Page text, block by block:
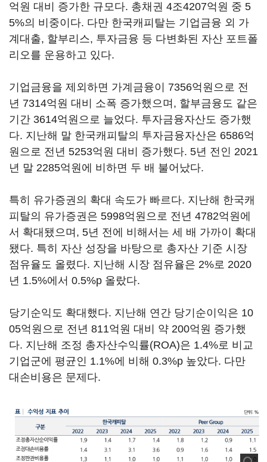
억원 대비 증가한 규모다. 총채권 4조4207억원 중 5
5%의 비중이다. 다만 한국캐피탈는 기업금융 외 가
계대출, 할부리스, 투자금융 등 다변화된 자산 포트폴
리오를 운용하고 있다.
기업금융을 제외하면 가계금융이 7356억원으로 전
년 7314억원 대비 소폭 증가했으며, 할부금융도 같은
기간 3614억원으로 늘었다. 투자금융자산도 증가했
다. 지난해 말 한국캐피탈의 투자금융자산은 6586억
원으로 전년 5253억원 대비 증가했다. 5년 전인 2021
년 말 2285억원에 비하면 두 배 불어났다.
특히 유가증권의 확대 속도가 빠르다. 지난해 한국캐
피탈의 유가증권은 5998억원으로 전년 4782억원에
서 확대됐으며, 5년 전에 비해서는 세 배 가까이 확대
됐다. 특히 자산 성장을 바탕으로 총자산 기준 시장
점유율도 올렸다. 지난해 시장 점유율은 2%로 2020
년 1.5%에서 0.5%p 올랐다.
당기순익도 확대했다. 지난해 연간 당기순이익은 10
05억원으로 전년 811억원 대비 약 200억원 증가했
다. 지난해 조정 총자산수익률(ROA)은 1.4%로 비교
기업군에 평균인 1.1%에 비해 0.3%p 높았다. 다만
대손비용은 문제다.